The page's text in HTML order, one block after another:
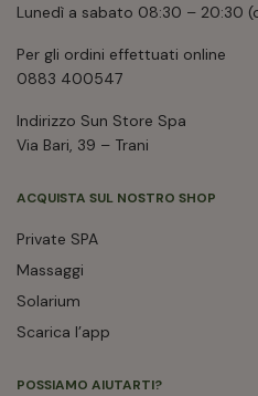
Lunedì a sabato 08:30 – 20:30
Per gli ordini effettuati online
0883 400547
Indirizzo Sun Store Spa
Via Bari, 39 – Trani
ACQUISTA SUL NOSTRO SHOP
Private SPA
Massaggi
Solarium
Scarica l’app
POSSIAMO AIUTARTI?